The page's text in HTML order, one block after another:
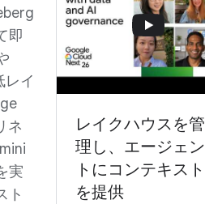
即
レイ
ネ
実
ト
レイクハウスを管
理し、エージェン
トにコンテキスト
を提供